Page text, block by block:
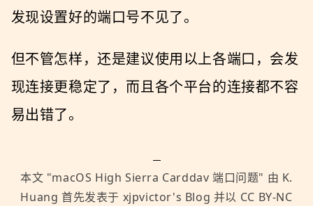
发现设置好的端口号不见了。
但不管怎样，还是建议使用以上各端口，会发
现连接更稳定了，而且各个平台的连接都不容
易出错了。
本文 "macOS High Sierra Carddav 端口问题" 由 K.
Huang 首先发表于 xjpvictor's Blog 并以 CC BY-NC